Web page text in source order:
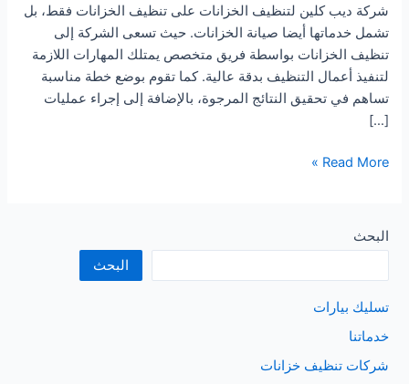
شركة ديب كلين لتنظيف الخزانات على تنظيف الخزانات فقط، بل
تشمل خدماتها أيضا صيانة الخزانات. حيث تسعى الشركة إلى
تنظيف الخزانات بواسطة فريق متخصص يمتلك المهارات اللازمة
لتنفيذ أعمال التنظيف بدقة عالية. كما تقوم بوضع خطة مناسبة
تساهم في تحقيق النتائج المرجوة، بالإضافة إلى إجراء عمليات
[…]
شركة
بسبت
شمران
Read More »
البحث
البحث
تسليك بيارات
خدماتنا
شركات تنظيف خزانات